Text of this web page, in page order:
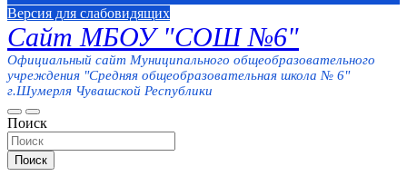
Версия для слабовидящих
Сайт МБОУ "СОШ №6"
Официальный сайт Муниципального общеобразовательного
учреждения "Средняя общеобразовательная школа № 6"
г.Шумерля Чувашской Республики
Поиск
Поиск